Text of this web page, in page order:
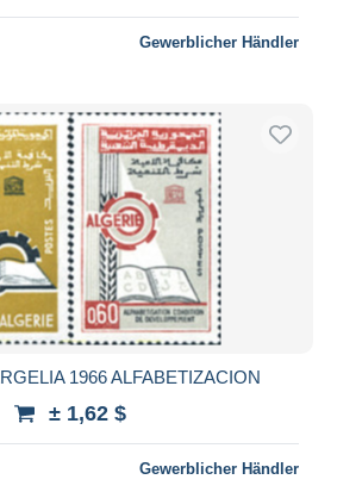
Gewerblicher Händler
1966 ALFABETIZACION
± 1,62 $
Gewerblicher Händler